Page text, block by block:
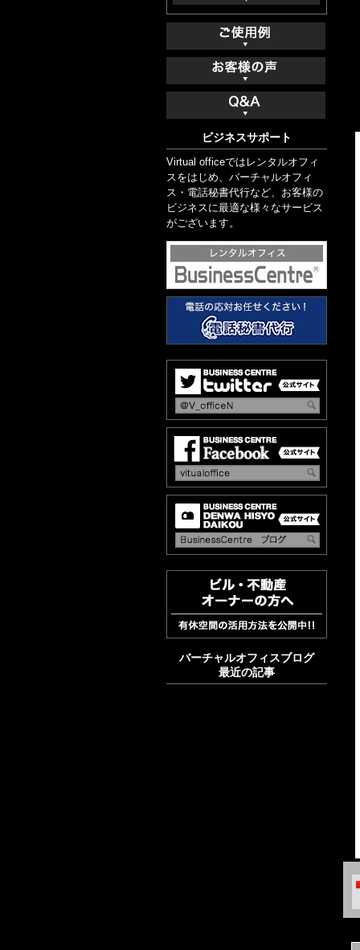
ビジネスサポート
Virtual officeではレンタルオフィ
スをはじめ、バーチャルオフィ
ス・電話秘書代行など、お客様の
ビジネスに最適な様々なサービス
がございます。
バーチャルオフィスブログ
最近の記事